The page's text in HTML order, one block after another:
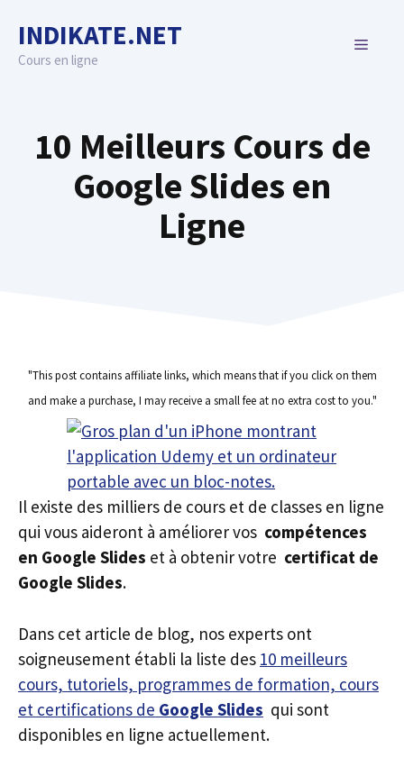
content
INDIKATE.NET
Cours en ligne
MENU
10 Meilleurs Cours de
Google Slides en
Ligne
"This post contains affiliate links, which means that if you click on them
and make a purchase, I may receive a small fee at no extra cost to you."
Il existe des milliers de cours et de classes en ligne
qui vous aideront à améliorer vos compétences
en Google Slides et à obtenir votre certificat de
Google Slides.
Dans cet article de blog, nos experts ont
soigneusement établi la liste des 10 meilleurs
cours, tutoriels, programmes de formation, cours
et certifications de Google Slides qui sont
disponibles en ligne actuellement.